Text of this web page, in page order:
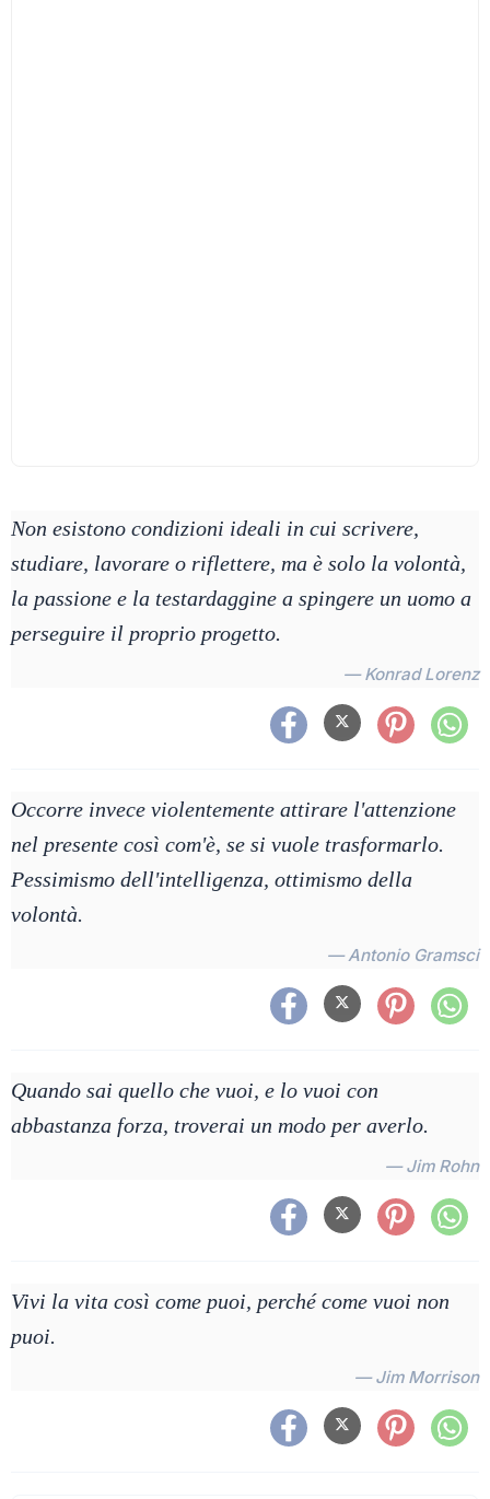
Non esistono condizioni ideali in cui scrivere,
studiare, lavorare o riflettere, ma è solo la volontà,
la passione e la testardaggine a spingere un uomo a
perseguire il proprio progetto.
— Konrad Lorenz
Occorre invece violentemente attirare l'attenzione
nel presente così com'è, se si vuole trasformarlo.
Pessimismo dell'intelligenza, ottimismo della
volontà.
— Antonio Gramsci
Quando sai quello che vuoi, e lo vuoi con
abbastanza forza, troverai un modo per averlo.
— Jim Rohn
Vivi la vita così come puoi, perché come vuoi non
puoi.
— Jim Morrison